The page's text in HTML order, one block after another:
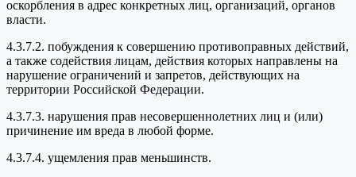
оскорбления в адрес конкретных лиц, организаций, органов
власти.
4.3.7.2. побуждения к совершению противоправных действий,
а также содействия лицам, действия которых направлены на
нарушение ограничений и запретов, действующих на
территории Российской Федерации.
4.3.7.3. нарушения прав несовершеннолетних лиц и (или)
причинение им вреда в любой форме.
4.3.7.4. ущемления прав меньшинств.